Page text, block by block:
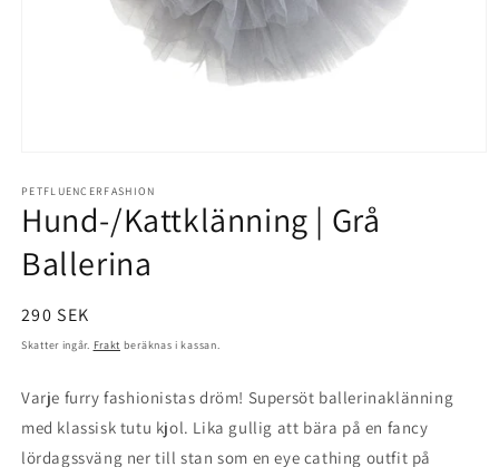
1
i
modalfönster
PETFLUENCERFASHION
Hund-/Kattklänning | Grå
Ballerina
Ordinarie
pris
290 SEK
Skatter ingår. Frakt beräknas i kassan.
Varje furry fashionistas dröm! Supersöt ballerinaklänning
med klassisk tutu kjol. Lika gullig att bära på en fancy
lördagssväng ner till stan som en eye cathing outfit på